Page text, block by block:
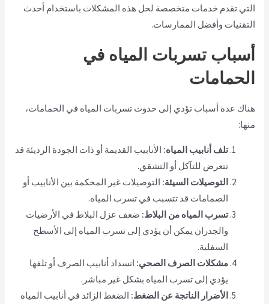
التي تقدم خدمات متخصصة لحل هذه المشكلات باستخدام أحدث
التقنيات وأفضل الممارسات.
أسباب تسربات المياه في
الحمامات
هناك عدة أسباب تؤدي إلى حدوث تسربات المياه في الحمامات،
منها:
تلف أنابيب المياه: الأنابيب القديمة أو ذات الجودة الرديئة قد
تتعرض للتآكل أو التشقق.
التوصيلات السيئة: التوصيلات غير المحكمة بين الأنابيب أو
الصمامات قد تتسبب في تسرب المياه.
تسرب المياه من البلاط: ضعف عزل البلاط في الأرضيات
والجدران يمكن أن يؤدي إلى تسرب المياه إلى الأسطح
السفلية.
مشكلات الصرف الصحي: انسداد أنابيب الصرف أو تلفها
يؤدي إلى تسرب المياه بشكل غير مباشر.
الأضرار الناتجة عن الضغط: الضغط الزائد في أنابيب المياه